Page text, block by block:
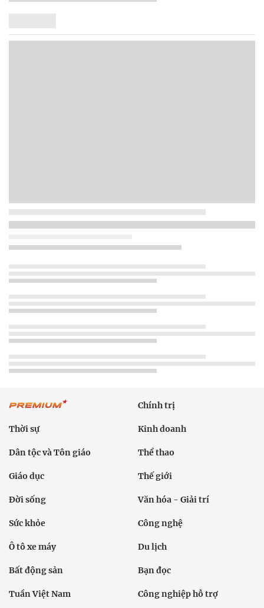
Chính trị
Thời sự Kinh doanh
Dân tộc và Tôn giáo Thể thao
Giáo dục Thế giới
Đời sống Văn hóa - Giải trí
Sức khỏe Công nghệ
Ô tô xe máy Du lịch
Bất động sản Bạn đọc
Tuần Việt Nam Công nghiệp hỗ trợ